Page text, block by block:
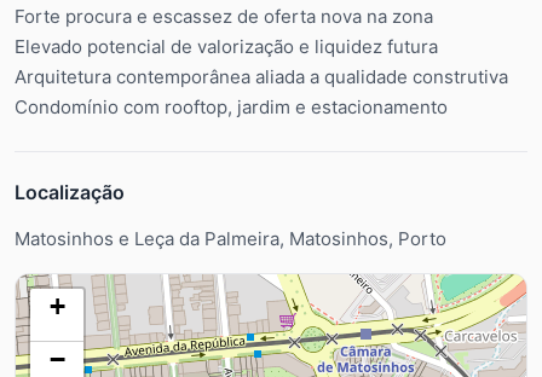
Forte procura e escassez de oferta nova na zona
Elevado potencial de valorização e liquidez futura
Arquitetura contemporânea aliada a qualidade construtiva
Condomínio com rooftop, jardim e estacionamento
Localização
Matosinhos e Leça da Palmeira, Matosinhos, Porto
+
−